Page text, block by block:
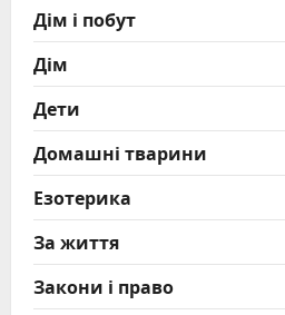
Дім і побут
Дім
Дети
Домашні тварини
Езотерика
За життя
Закони і право